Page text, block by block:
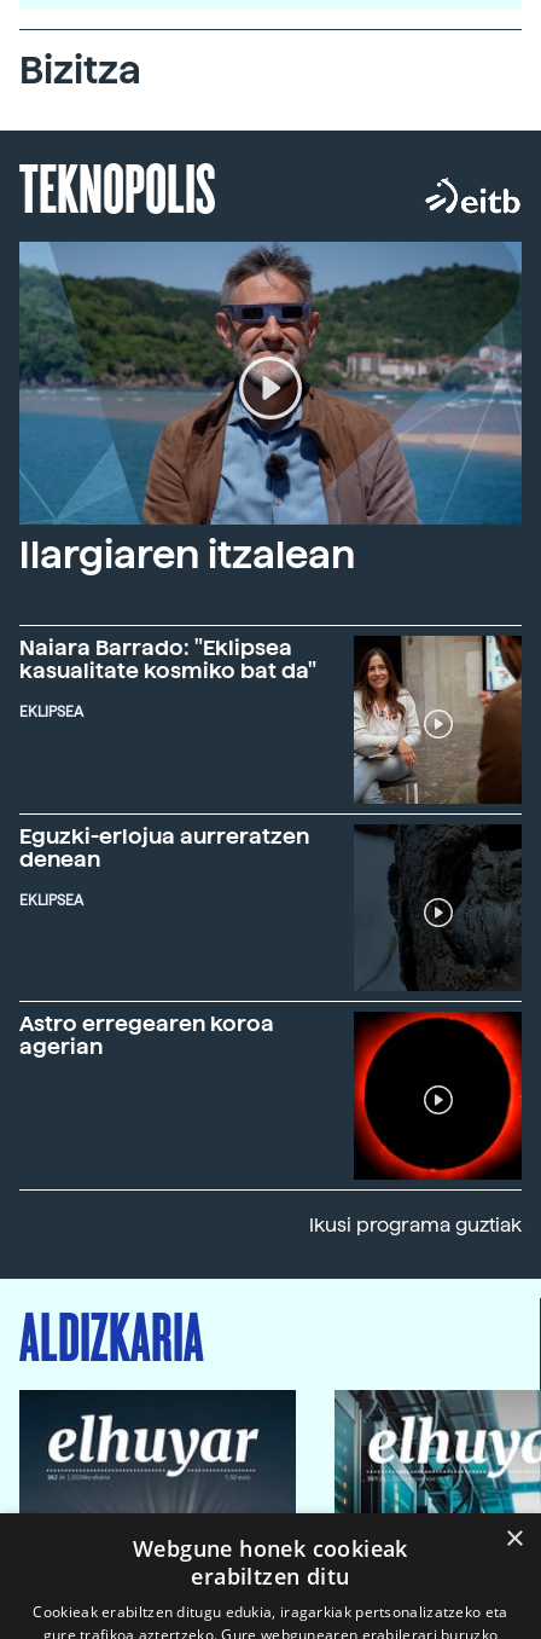
Bizitza
TEKNOPOLIS
Ilargiaren itzalean
Naiara Barrado: "Eklipsea
kasualitate kosmiko bat da"
EKLIPSEA
Eguzki-erlojua aurreratzen
denean
EKLIPSEA
Astro erregearen koroa
agerian
Ikusi programa guztiak
ALDIZKARIA
×
Webgune honek cookieak
erabiltzen ditu
Cookieak erabiltzen ditugu edukia, iragarkiak pertsonalizatzeko eta
gure trafikoa aztertzeko. Gure webgunearen erabilerari buruzko